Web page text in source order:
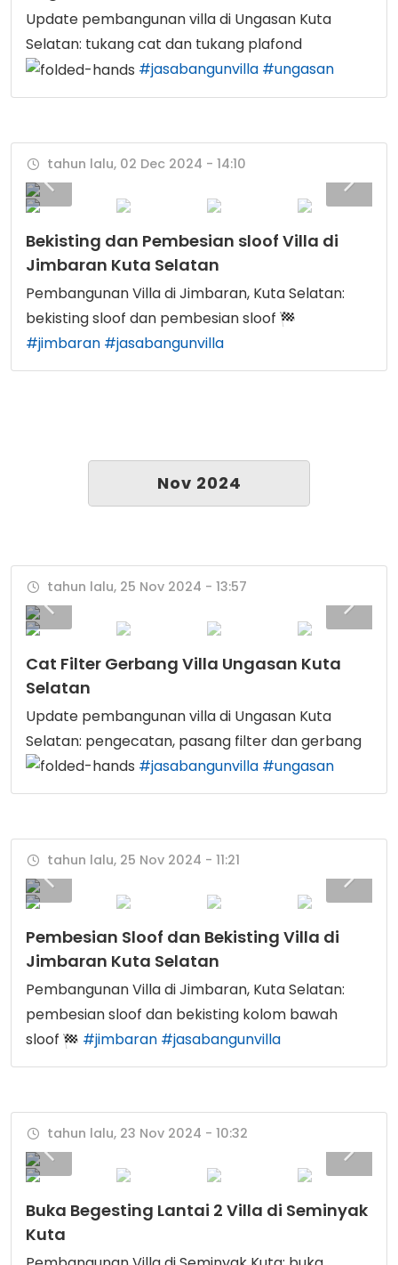
Update pembangunan villa di Ungasan Kuta
Selatan: tukang cat dan tukang plafond
#jasabangunvilla #ungasan
tahun lalu, 02 Dec 2024 - 14:10
Bekisting dan Pembesian sloof Villa di
Jimbaran Kuta Selatan
Pembangunan Villa di Jimbaran, Kuta Selatan:
bekisting sloof dan pembesian sloof
#jimbaran #jasabangunvilla
Nov 2024
tahun lalu, 25 Nov 2024 - 13:57
Cat Filter Gerbang Villa Ungasan Kuta
Selatan
Update pembangunan villa di Ungasan Kuta
Selatan: pengecatan, pasang filter dan gerbang
#jasabangunvilla #ungasan
tahun lalu, 25 Nov 2024 - 11:21
Pembesian Sloof dan Bekisting Villa di
Jimbaran Kuta Selatan
Pembangunan Villa di Jimbaran, Kuta Selatan:
pembesian sloof dan bekisting kolom bawah
sloof
#jimbaran #jasabangunvilla
tahun lalu, 23 Nov 2024 - 10:32
Buka Begesting Lantai 2 Villa di Seminyak
Kuta